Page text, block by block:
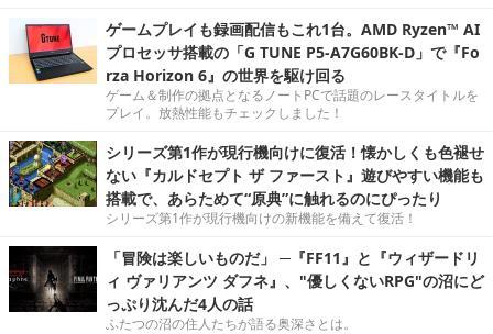
ゲームプレイも録画配信もこれ1台。AMD Ryzen™ AI
プロセッサ搭載の「G TUNE P5-A7G60BK-D」で『Fo
rza Horizon 6』の世界を駆け回る
ゲーム＆制作の拠点となるノートPCで話題のレースタイトルを
プレイ。放熱性能もチェックしました！
シリーズ第1作が現行機向けに復活！懐かしくも色褪せ
ない『カルドセプト ザ ファースト』遊びやすい機能も
搭載で、あらためて“原典”に触れるのにぴったり
シリーズ第1作が現行機向けの新機能を備えて復活！
「冒険は楽しいものだ」 ─『FF11』と『ウィザードリ
ィ ヴァリアンツ ダフネ』、"優しくないRPG"の沼にど
っぷり沈んだ4人の話
ふたつの沼の住人たちが語る奥深さとは。